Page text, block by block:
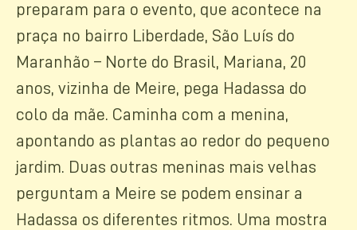
preparam para o evento, que acontece na
praça no bairro Liberdade, São Luís do
Maranhão – Norte do Brasil, Mariana, 20
anos, vizinha de Meire, pega Hadassa do
colo da mãe. Caminha com a menina,
apontando as plantas ao redor do pequeno
jardim. Duas outras meninas mais velhas
perguntam a Meire se podem ensinar a
Hadassa os diferentes ritmos. Uma mostra